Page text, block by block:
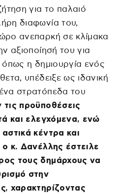
για το παλαιό
διαφωνία του,
ανεπαρκή σε κλίμακα
αξιοποίησή του για
όπως η δημιουργία ενός
υπέδειξε ως ιδανική
στρατόπεδα του
προϋποθέσεις
και ελεγχόμενα, ενώ
κέντρα και
κ. Δανέλλης έστειλε
τους δημάρχους να
στην
χαρακτηρίζοντας